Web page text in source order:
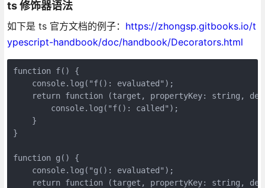
ts 修饰器语法
如下是 ts 官方文档的例子： https://zhongsp.gitbooks.io/t
ypescript-handbook/doc/handbook/Decorators.html
function f() {
    console.log("f(): evaluated");
return function (target, propertyKey: string,
        console.log("f(): called");
    }
}
function g() {
    console.log("g(): evaluated");
return function (target, propertyKey: string,